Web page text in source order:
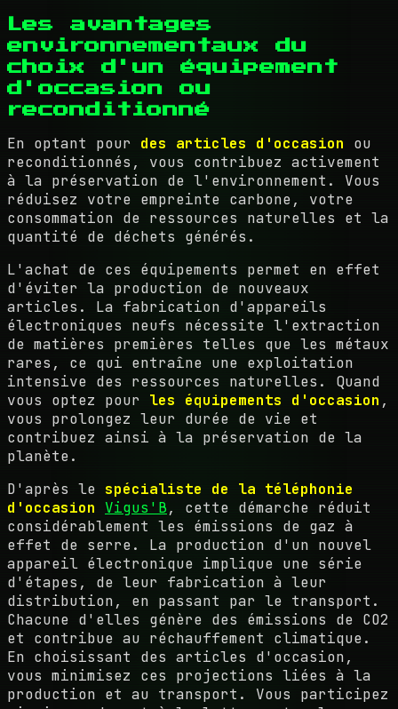
Les avantages
environnementaux du
choix d'un équipement
d'occasion ou
reconditionné
En optant pour des articles d'occasion ou
reconditionnés, vous contribuez activement
à la préservation de l'environnement. Vous
réduisez votre empreinte carbone, votre
consommation de ressources naturelles et la
quantité de déchets générés.
L'achat de ces équipements permet en effet
d'éviter la production de nouveaux
articles. La fabrication d'appareils
électroniques neufs nécessite l'extraction
de matières premières telles que les métaux
rares, ce qui entraîne une exploitation
intensive des ressources naturelles. Quand
vous optez pour les équipements d'occasion ,
vous prolongez leur durée de vie et
contribuez ainsi à la préservation de la
planète.
D'après le spécialiste de la téléphonie
d'occasion
Vigus'B, cette démarche réduit
considérablement les émissions de gaz à
effet de serre. La production d'un nouvel
appareil électronique implique une série
d'étapes, de leur fabrication à leur
distribution, en passant par le transport.
Chacune d'elles génère des émissions de CO2
et contribue au réchauffement climatique.
En choisissant des articles d'occasion,
vous minimisez ces projections liées à la
production et au transport. Vous participez